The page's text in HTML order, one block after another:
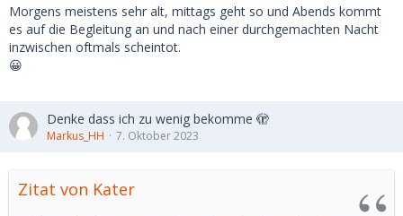
Morgens meistens sehr alt, mittags geht so und Abends kommt
es auf die Begleitung an und nach einer durchgemachten Nacht
inzwischen oftmals scheintot.
😀
Denke dass ich zu wenig bekomme 🫣
Markus_HH 7. Oktober 2023
Zitat von Kater